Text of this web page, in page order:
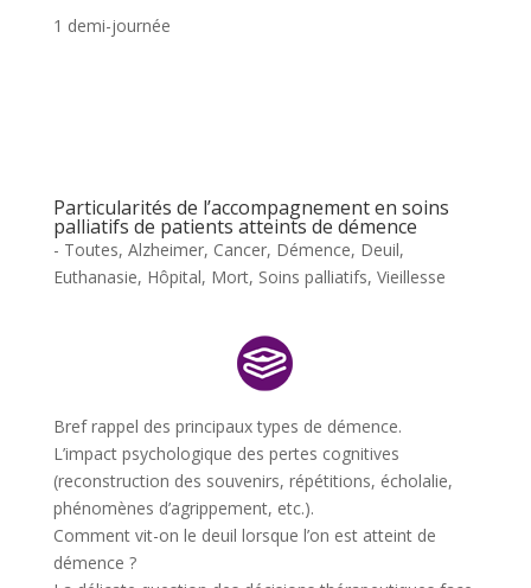
1 demi-journée
Particularités de l’accompagnement en soins
palliatifs de patients atteints de démence
- Toutes, Alzheimer, Cancer, Démence, Deuil,
Euthanasie, Hôpital, Mort, Soins palliatifs, Vieillesse
Bref rappel des principaux types de démence.
L’impact psychologique des pertes cognitives
(reconstruction des souvenirs, répétitions, écholalie,
phénomènes d’agrippement, etc.).
Comment vit-on le deuil lorsque l’on est atteint de
démence ?